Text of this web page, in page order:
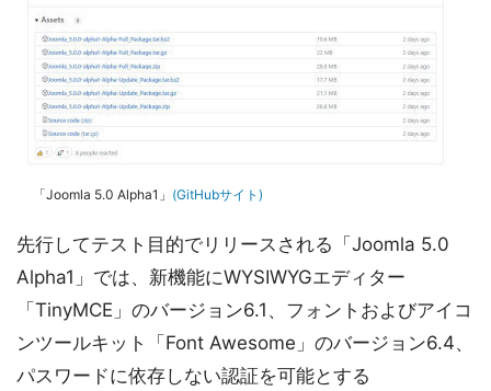
「Joomla 5.0 Alpha1」 (GitHubサイト)
先行してテスト目的でリリースされる「Joomla 5.0
Alpha1」では、新機能にWYSIWYGエディター
「TinyMCE」のバージョン6.1、フォントおよびアイコ
ンツールキット「Font Awesome」のバージョン6.4、
パスワードに依存しない認証を可能とする